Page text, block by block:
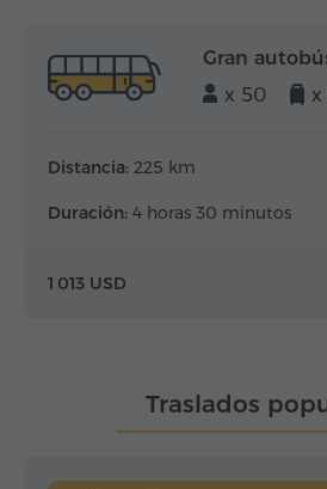
Gran
x 50
x
Distancia: 225 km
Duración: 4 horas 30 minutos
1 013 USD
Traslados